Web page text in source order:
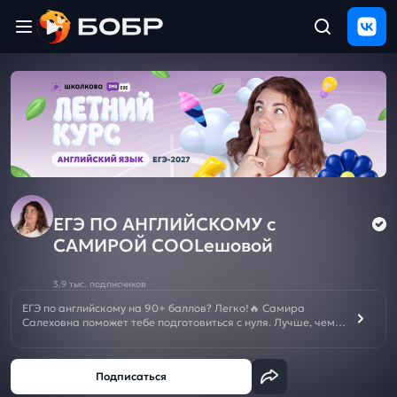
ЩЕЛЧОК
2026
Полезные
материалы
Проверка
сочинений
Тех
поддержка
Результаты
ЕГЭ ПО АНГЛИЙСКОМУ с
САМИРОЙ COOLешовой
3,9 тыс. подписчиков
ЕГЭ по английскому на 90+ баллов? Легко!🔥 Самира
Салеховна поможет тебе подготовиться с нуля. Лучше, чем
🚨ПОДКЛЮЧИ ЩЕЛЧОК к ЕГЭ/ОГЭ 2026 БЕСПЛАТНО ➡️
ИЛИ